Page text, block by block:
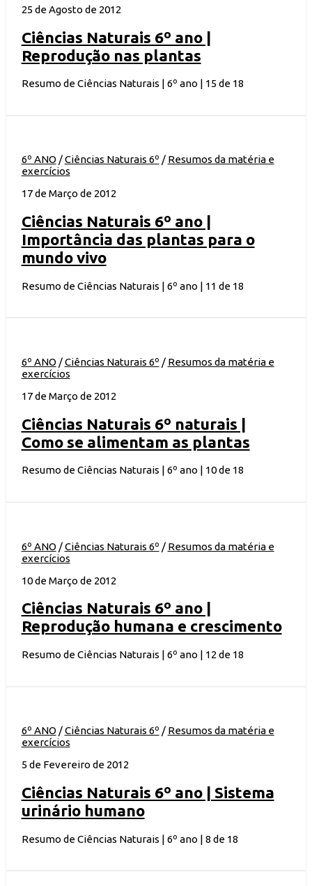
25 de Agosto de 2012
Ciências Naturais 6º ano |
Reprodução nas plantas
Resumo de Ciências Naturais | 6º ano | 15 de 18
6º ANO /Ciências Naturais 6º / Resumos da matéria e
exercícios
17 de Março de 2012
Ciências Naturais 6º ano |
Importância das plantas para o
mundo vivo
Resumo de Ciências Naturais | 6º ano | 11 de 18
6º ANO /Ciências Naturais 6º / Resumos da matéria e
exercícios
17 de Março de 2012
Ciências Naturais 6º naturais |
Como se alimentam as plantas
Resumo de Ciências Naturais | 6º ano | 10 de 18
6º ANO /Ciências Naturais 6º / Resumos da matéria e
exercícios
10 de Março de 2012
Ciências Naturais 6º ano |
Reprodução humana e crescimento
Resumo de Ciências Naturais | 6º ano | 12 de 18
6º ANO /Ciências Naturais 6º / Resumos da matéria e
exercícios
5 de Fevereiro de 2012
Ciências Naturais 6º ano | Sistema
urinário humano
Resumo de Ciências Naturais | 6º ano | 8 de 18